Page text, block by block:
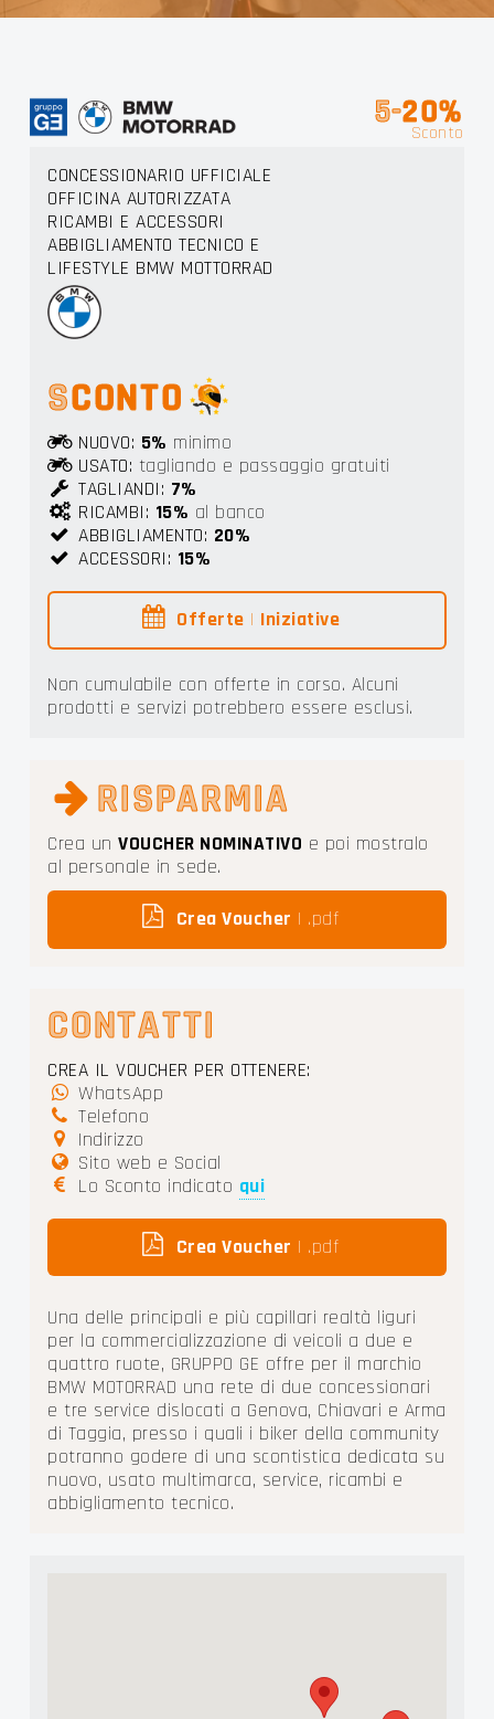
5-20%
Sconto
CONCESSIONARIO UFFICIALE
OFFICINA AUTORIZZATA
RICAMBI E ACCESSORI
ABBIGLIAMENTO TECNICO E
LIFESTYLE BMW MOTTORRAD
SCONTO
NUOVO: 5% minimo
USATO: tagliando e passaggio gratuiti
TAGLIANDI: 7%
RICAMBI: 15% al banco
ABBIGLIAMENTO: 20%
ACCESSORI: 15%
Offerte | Iniziative
Non cumulabile con offerte in corso. Alcuni
prodotti e servizi potrebbero essere esclusi.
RISPARMIA
Crea unVOUCHER NOMINATIVO e poi mostralo
al personale in sede.
Crea Voucher | .pdf
CONTATTI
CREA IL VOUCHER PER OTTENERE:
WhatsApp
Telefono
Indirizzo
Sito web e Social
Lo Sconto indicato qui
Crea Voucher | .pdf
Una delle principali e più capillari realtà liguri
per la commercializzazione di veicoli a due e
quattro ruote, GRUPPO GE offre per il marchio
BMW MOTORRAD una rete di due concessionari
e tre service dislocati a Genova, Chiavari e Arma
di Taggia, presso i quali i biker della community
potranno godere di una scontistica dedicata su
nuovo, usato multimarca, service, ricambi e
abbigliamento tecnico.